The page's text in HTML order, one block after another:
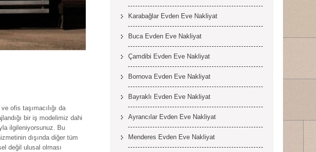
ofis taşımacılığı da
bir iş modelimiz dahi
ilgileniyorsunuz. Bu
dışında diğer tüm
değil ulusal olması
Karabağlar Evden Eve Nakliyat
Buca Evden Eve Nakliyat
Çamdibi Evden Eve Nakliyat
Bornova Evden Eve Nakliyat
Bayraklı Evden Eve Nakliyat
Ayrancılar Evden Eve Nakliyat
Menderes Evden Eve Nakliyat